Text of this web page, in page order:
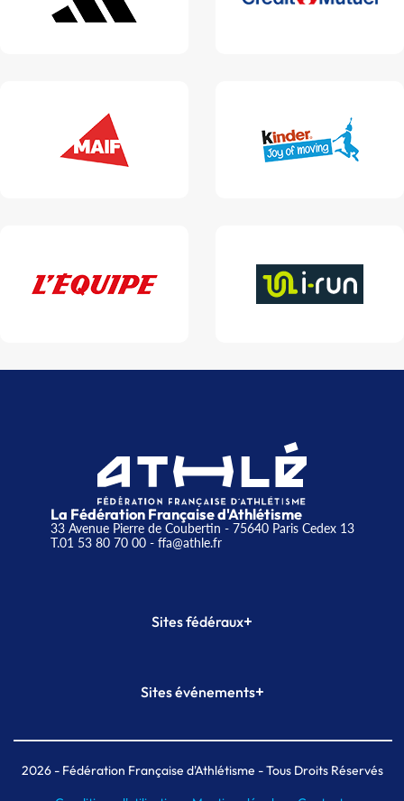
La Fédération Française d'Athlétisme
33 Avenue Pierre de Coubertin - 75640 Paris Cedex 13
T.01 53 80 70 00- ffa@athle.fr
Sites fédéraux+
Plateforme Formation
Sites événements+
Meeting de Paris indoor
MAIF Ekiden de Paris
2026- Fédération Française d'Athlétisme - Tous Droits Réservés